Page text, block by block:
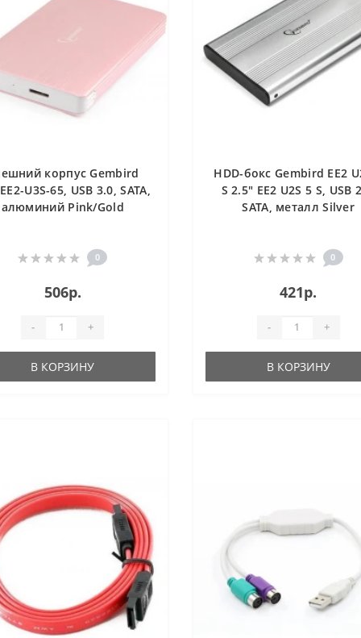
корпус Gembird
U3S-65, USB 3.0, SATA,
алюминий Pink/Gold
0
506р.
- +
В КОРЗИНУ
HDD-бокс Gembird EE2
S 2.5" EE2 U2S 5 S, USB
SATA, металл Silver
0
421р.
- +
В КОРЗИНУ